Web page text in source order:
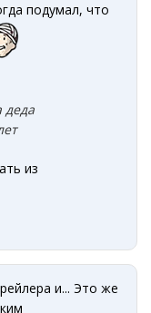
подумал, что
деда
из
и... Это же